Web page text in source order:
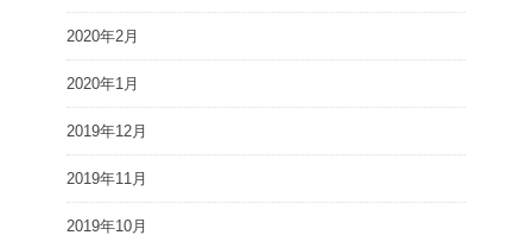
2020年2月
2020年1月
2019年12月
2019年11月
2019年10月